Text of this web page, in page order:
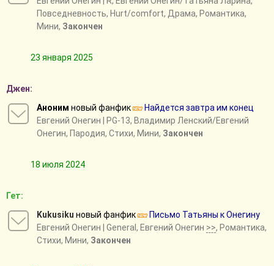
Повседневность, Hurt/comfort, Драма, Романтика,
Мини, Закончен
23 января 2025
Джен:
Аноним новый фанфик
Найдется завтра им конец
Евгений Онегин | PG-13, Владимир Ленский/Евгений
Онегин, Пародия, Стихи, Мини, Закончен
18 июля 2024
Гет:
Kukusiku новый фанфик
Письмо Татьяны к Онегину
Евгений Онегин | General, Евгений Онегин >>, Романтика,
Стихи, Мини, Закончен